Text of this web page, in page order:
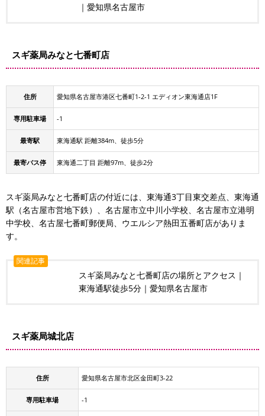
｜愛知県名古屋市
スギ薬局みなと七番町店
住所 愛知県名古屋市港区七番町1-2-1 エディオン東海通店1F
専用駐車場 -1
最寄駅 東海通駅 距離384m、徒歩5分
最寄バス停 東海通二丁目 距離97m、徒歩2分
スギ薬局みなと七番町店の付近には、東海通3丁目東交差点、東海通
駅（名古屋市営地下鉄）、名古屋市立中川小学校、名古屋市立港明
中学校、名古屋七番町郵便局、ウエルシア熱田五番町店がありま
す。
関連記事
スギ薬局みなと七番町店の場所とアクセス｜
東海通駅徒歩5分｜愛知県名古屋市
スギ薬局城北店
住所 愛知県名古屋市北区金田町3-22
専用駐車場 -1